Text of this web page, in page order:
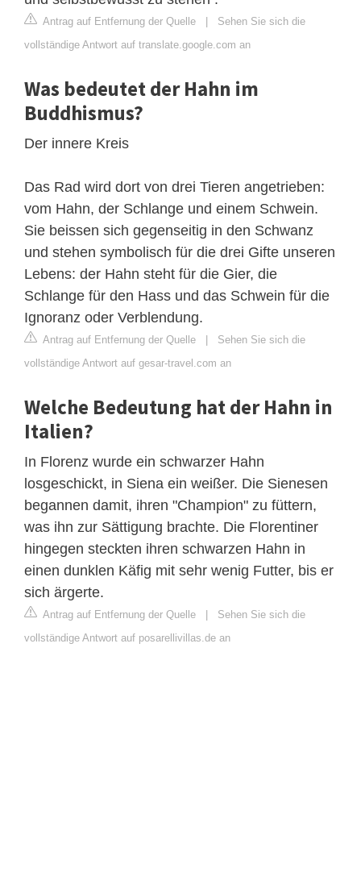
Antrag auf Entfernung der Quelle | Sehen Sie sich die
vollständige Antwort auf translate.google.com an
Was bedeutet der Hahn im
Buddhismus?
Der innere Kreis
Das Rad wird dort von drei Tieren angetrieben:
vom Hahn, der Schlange und einem Schwein.
Sie beissen sich gegenseitig in den Schwanz
und stehen symbolisch für die drei Gifte unseren
Lebens: der Hahn steht für die Gier, die
Schlange für den Hass und das Schwein für die
Ignoranz oder Verblendung.
Antrag auf Entfernung der Quelle | Sehen Sie sich die
vollständige Antwort auf gesar-travel.com an
Welche Bedeutung hat der Hahn in
Italien?
In Florenz wurde ein schwarzer Hahn
losgeschickt, in Siena ein weißer. Die Sienesen
begannen damit, ihren "Champion" zu füttern,
was ihn zur Sättigung brachte. Die Florentiner
hingegen steckten ihren schwarzen Hahn in
einen dunklen Käfig mit sehr wenig Futter, bis er
sich ärgerte.
Antrag auf Entfernung der Quelle | Sehen Sie sich die
vollständige Antwort auf posarellivillas.de an